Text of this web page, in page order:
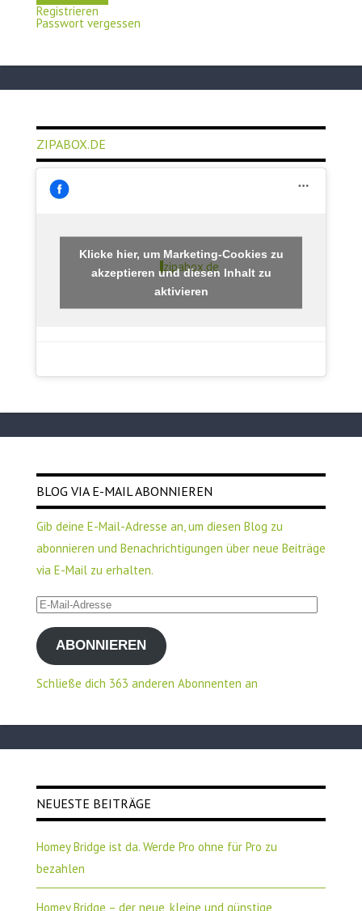
Registrieren
Passwort vergessen
ZIPABOX.DE
zipabox.de
Klicke hier, um Marketing-Cookies zu
akzeptieren und diesen Inhalt zu
aktivieren
BLOG VIA E-MAIL ABONNIEREN
Gib deine E-Mail-Adresse an, um diesen Blog zu
abonnieren und Benachrichtigungen über neue Beiträge
via E-Mail zu erhalten.
E-
Mail-
AdresseABONNIEREN
Schließe dich 363 anderen Abonnenten an
NEUESTE BEITRÄGE
Homey Bridge ist da. Werde Pro ohne für Pro zu
bezahlen
Homey Bridge – der neue, kleine und günstige